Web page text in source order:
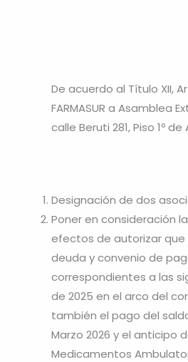
De acuerdo al Título XII,
FARMASUR a Asamblea
calle Beruti 281, Piso 1º
Designación de dos
Poner en consideración
efectos de autorizar que
deuda y convenio de
correspondientes a las
de 2025 en el arco del
también el pago del
Marzo 2026 y el anticipo
Medicamentos